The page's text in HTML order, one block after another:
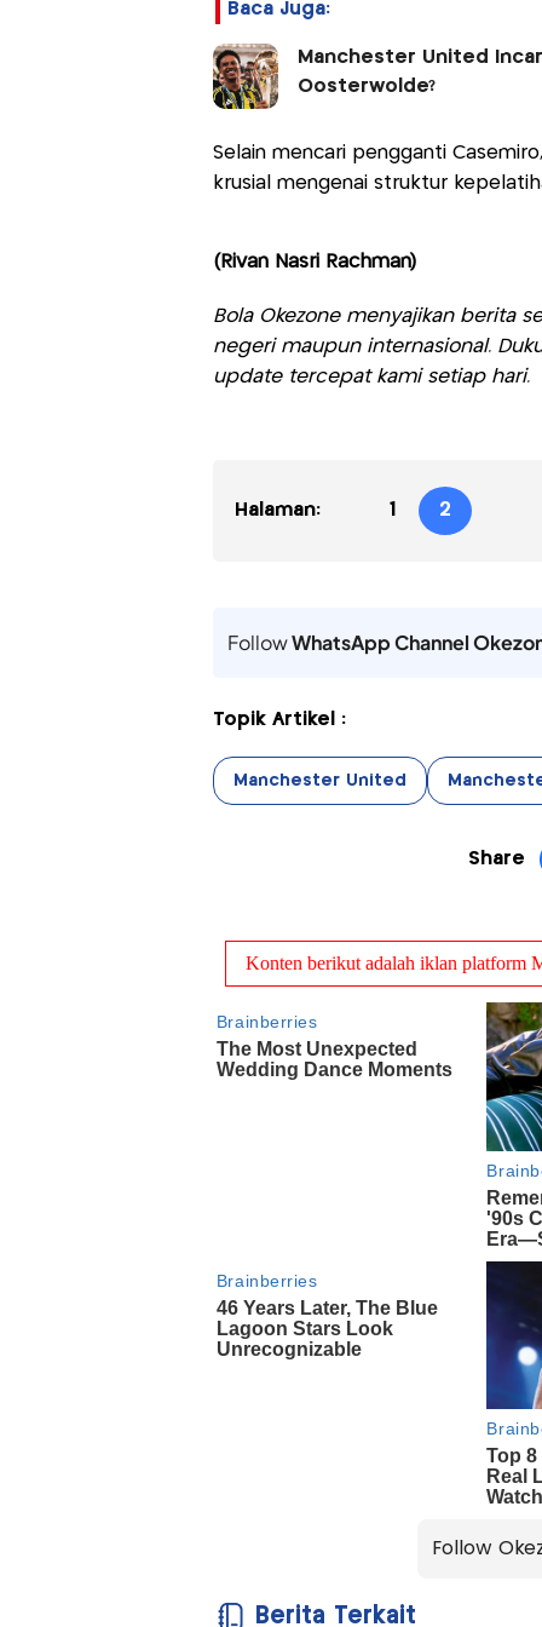
Baca Juga:
Manchester United
Oosterwolde?
Selain mencari pengganti
krusial mengenai struktur
(Rivan Nasri Rachman)
Bola Okezone menyajikan berita
negeri maupun internasional.
update tercepat kami setiap hari.
Halaman: 1 2
FollowWhatsApp Channel
Topik Artikel :
Manchester United
Share
Follow
Berita Terkait